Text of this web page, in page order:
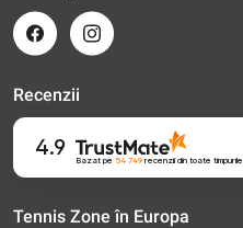
Recenzii
4.9
Bazat pe 54 749recenziidin toate timpurile
Tennis Zone în Europa